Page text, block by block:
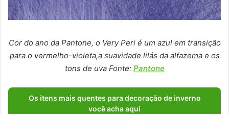
Cor do ano da Pantone, o Very Peri é um azul em transição
para o vermelho-violeta,a suavidade lilás da alfazema e os
tons de uva Fonte: Pantone
Os itens mais quentes para decoração de inverno
você acha aqui